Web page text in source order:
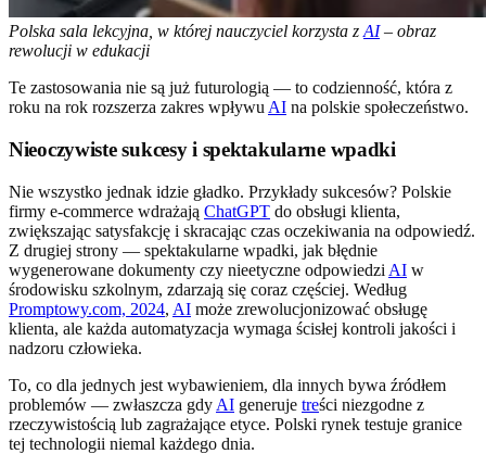
Polska sala lekcyjna, w której nauczyciel korzysta z AI– obraz
rewolucji w edukacji
Te zastosowania nie są już futurologią — to codzienność, która z
roku na rok rozszerza zakres wpływu AI na polskie społeczeństwo.
Nieoczywiste sukcesy i spektakularne wpadki
Nie wszystko jednak idzie gładko. Przykłady sukcesów? Polskie
firmy e-commerce wdrażają ChatGPT do obsługi klienta,
zwiększając satysfakcję i skracając czas oczekiwania na odpowiedź.
Z drugiej strony — spektakularne wpadki, jak błędnie
wygenerowane dokumenty czy nieetyczne odpowiedzi AI w
środowisku szkolnym, zdarzają się coraz częściej. Według
Promptowy.com, 2024, AI może zrewolucjonizować obsługę
klienta, ale każda automatyzacja wymaga ścisłej kontroli jakości i
nadzoru człowieka.
To, co dla jednych jest wybawieniem, dla innych bywa źródłem
problemów — zwłaszcza gdy AI generuje treści niezgodne z
rzeczywistością lub zagrażające etyce. Polski rynek testuje granice
tej technologii niemal każdego dnia.